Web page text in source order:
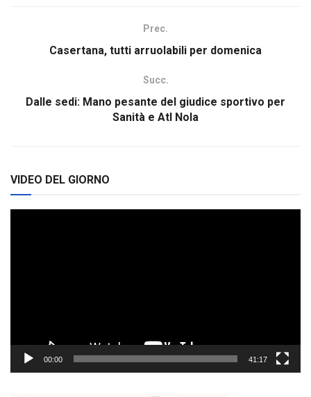
Prec.
Casertana, tutti arruolabili per domenica
Succ.
Dalle sedi: Mano pesante del giudice sportivo per
Sanità e Atl Nola
VIDEO DEL GIORNO
00:00 41:17